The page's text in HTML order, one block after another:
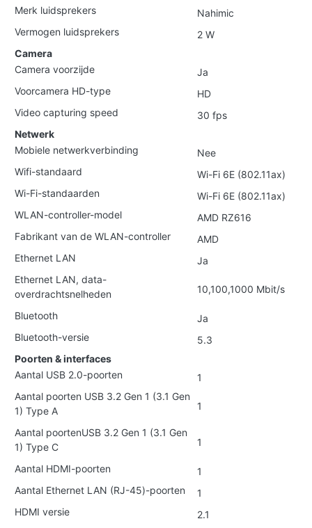
Merk luidsprekers
Nahimic
Vermogen luidsprekers
2 W
Camera
Camera voorzijde
Ja
Voorcamera HD-type
HD
Video capturing speed
30 fps
Netwerk
Mobiele netwerkverbinding
Nee
Wifi-standaard
Wi-Fi 6E (802.11ax)
Wi-Fi-standaarden
Wi-Fi 6E (802.11ax)
WLAN-controller-model
AMD RZ616
Fabrikant van de WLAN-controller
AMD
Ethernet LAN
Ja
Ethernet LAN, data-
overdrachtsnelheden
10,100,1000 Mbit/s
Bluetooth
Ja
Bluetooth-versie
5.3
Poorten & interfaces
Aantal USB 2.0-poorten
1
Aantal poorten USB 3.2 Gen 1 (3.1 Gen
1) Type A
1
Aantal poortenUSB 3.2 Gen 1 (3.1 Gen
1) Type C
1
Aantal HDMI-poorten
1
Aantal Ethernet LAN (RJ-45)-poorten
1
HDMI versie
2.1